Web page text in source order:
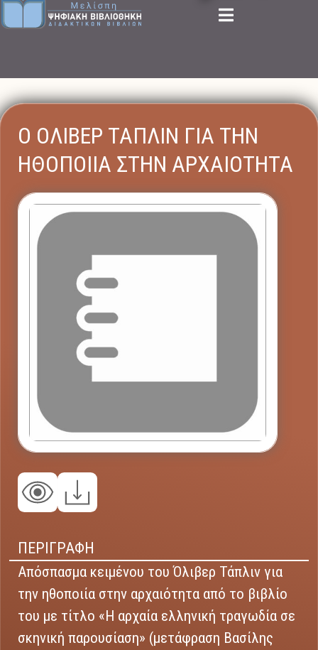
Ο ΟΛΙΒΕΡ ΤΑΠΛΙΝ ΓΙΑ ΤΗΝ
ΗΘΟΠΟΙΙΑ ΣΤΗΝ ΑΡΧΑΙΟΤΗΤΑ
ΠΕΡΙΓΡΑΦΗ
Απόσπασμα κειμένου του Όλιβερ Τάπλιν για
την ηθοποιία στην αρχαιότητα από το βιβλίο
του με τίτλο «Η αρχαία ελληνική τραγωδία σε
σκηνική παρουσίαση» (μετάφραση Βασίλης